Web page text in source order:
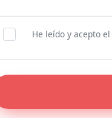
He leído y acepto el